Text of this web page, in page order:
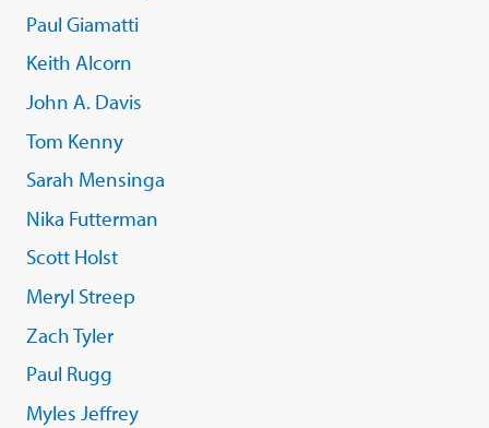
Paul Giamatti
Keith Alcorn
John A. Davis
Tom Kenny
Sarah Mensinga
Nika Futterman
Scott Holst
Meryl Streep
Zach Tyler
Paul Rugg
Myles Jeffrey